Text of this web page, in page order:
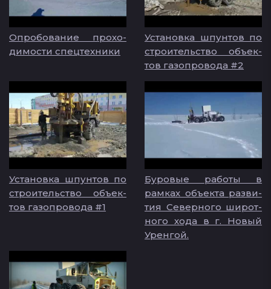
Оп­ро­бо­ва­ние про­хо­
ди­мос­ти спец­тех­ни­ки
Ус­та­нов­ка шпун­тов по
стро­итель­ство объ­ек­
тов га­зоп­ро­во­да #2
Ус­та­нов­ка шпун­тов по
стро­итель­ство объ­ек­
тов га­зоп­ро­во­да #1
Бу­ро­вые ра­бо­ты в
рам­ках объ­ек­та раз­ви­
тия Се­вер­но­го ши­рот­
но­го хо­да в г. Но­вый
Урен­гой.